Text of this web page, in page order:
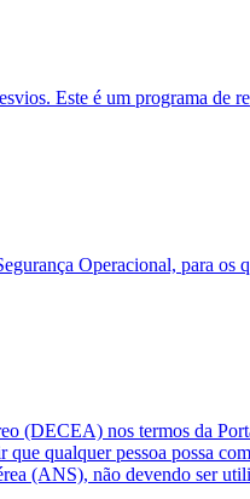
Este é um programa de
Operacional, para os
(DECEA) nos termos da
qualquer pessoa possa
(ANS), não devendo ser